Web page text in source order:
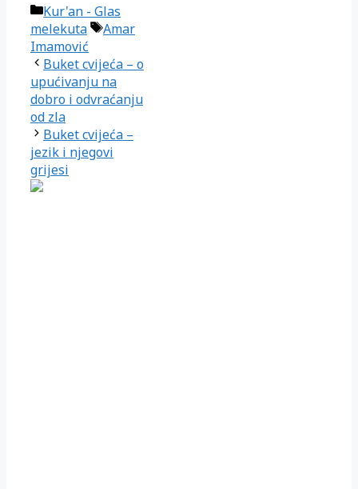
Kategorije
Kur'an - Glas
melekuta
Oznake
Amar
Imamović
Buket cvijeća – o
upućivanju na
dobro i odvraćanju
od zla
Buket cvijeća –
jezik i njegovi
grijesi